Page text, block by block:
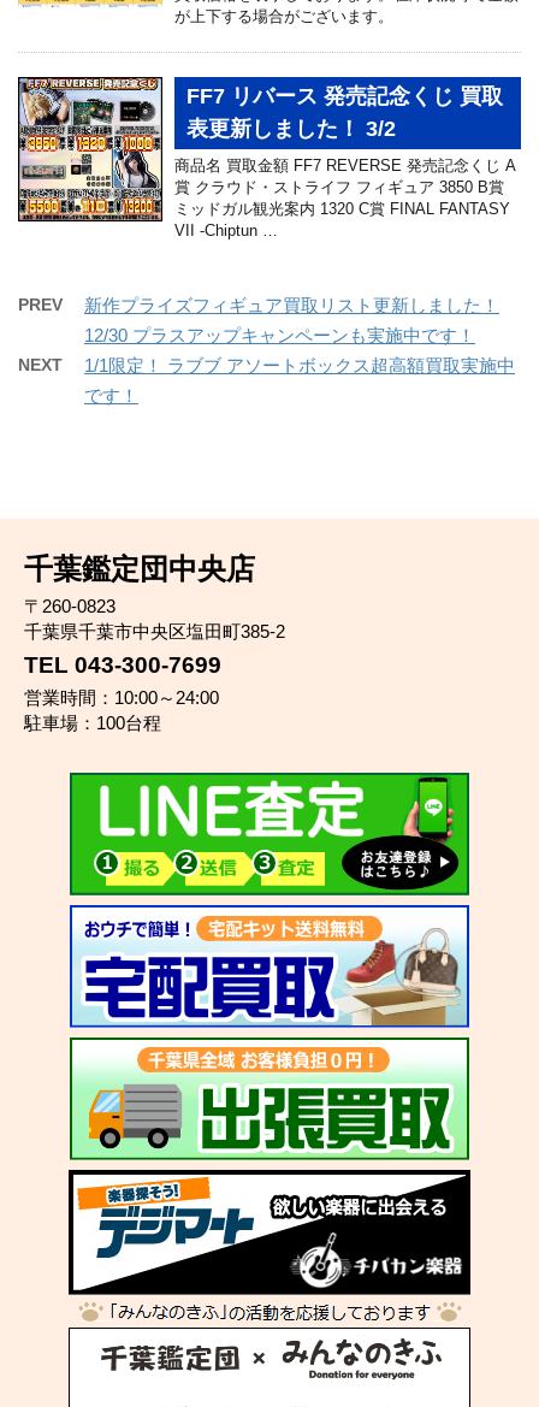
が上下する場合がございます。
FF7 リバース 発売記念くじ 買取
表更新しました！ 3/2
商品名 買取金額 FF7 REVERSE 発売記念くじ A
賞 クラウド・ストライフ フィギュア 3850 B賞
ミッドガル観光案内 1320 C賞 FINAL FANTASY
VII -Chiptun …
PREV
新作プライズフィギュア買取リスト更新しました！
12/30 プラスアップキャンペーンも実施中です！
NEXT
1/1限定！ ラブブ アソートボックス超高額買取実施中
です！
千葉鑑定団中央店
〒260-0823
千葉県千葉市中央区塩田町385-2
TEL 043-300-7699
営業時間：10:00～24:00
駐車場：100台程